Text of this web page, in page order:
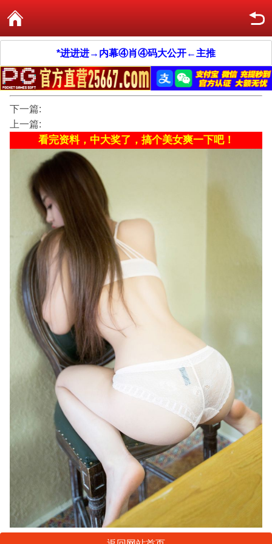
*进进进→内幕④肖④码大公开←主推
下一篇:
上一篇:
看完资料，中大奖了，搞个美女爽一下吧！